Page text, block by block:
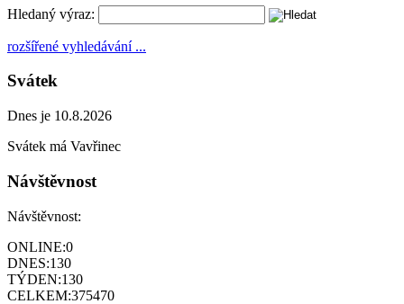
Hledaný výraz:
rozšířené vyhledávání ...
Svátek
Dnes je 10.8.2026
Svátek má Vavřinec
Návštěvnost
Návštěvnost:
ONLINE:0
DNES:130
TÝDEN:130
CELKEM:375470